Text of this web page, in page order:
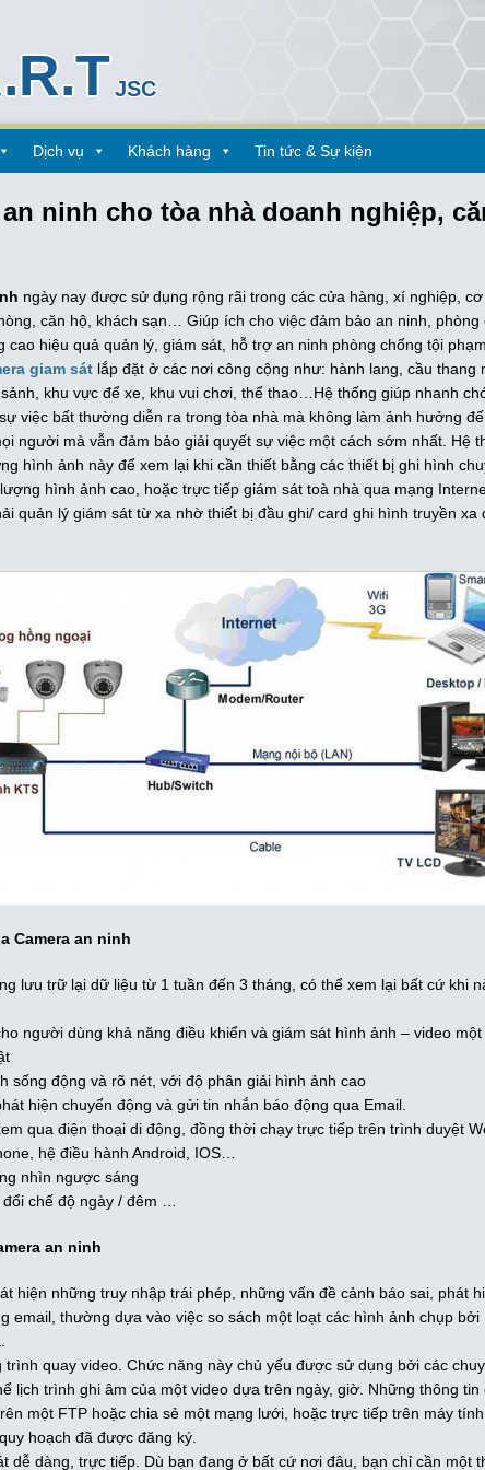
JSC
Dịch vụ Khách hàng Tin tức & Sự kiện
an ninh cho tòa nhà doanh nghiệp,
ngày nay được sử dụng rộng rãi trong các cửa hàng, xí nghiệp,
căn hộ, khách sạn… Giúp ích cho việc đảm bảo an ninh, phòng
cao hiệu quả quản lý, giám sát, hỗ trợ an ninh phòng chống tội
giam sát lắp đặt ở các nơi công cộng như: hành lang, cầu thang
khu vực để xe, khu vui chơi, thể thao…Hệ thống giúp nhanh
việc bất thường diễn ra trong tòa nhà mà không làm ảnh hưởng
người mà vẫn đảm bảo giải quyết sự việc một cách sớm nhất. Hệ
hình ảnh này để xem lại khi cần thiết bằng các thiết bị ghi hình
hình ảnh cao, hoặc trực tiếp giám sát toà nhà qua mạng
quản lý giám sát từ xa nhờ thiết bị đầu ghi/ card ghi hình truyền xa
Camera an ninh
lưu trữ lại dữ liệu từ 1 tuần đến 3 tháng, có thể xem lại bất cứ khi
người dùng khả năng điều khiển và giám sát hình ảnh – video một
sống động và rõ nét, với độ phân giải hình ảnh cao
hiện chuyển động và gửi tin nhắn báo động qua Email.
qua điện thoại di động, đồng thời chạy trực tiếp trên trình duyệt
hệ điều hành Android, IOS…
nhìn ngược sáng
đổi chế độ ngày / đêm …
an ninh
hiện những truy nhập trái phép, những vấn đề cảnh báo sai, phát
email, thường dựa vào việc so sách một loạt các hình ảnh chụp bởi
trình quay video. Chức năng này chủ yếu được sử dụng bởi các
lịch trình ghi âm của một video dựa trên ngày, giờ. Những thông tin
một FTP hoặc chia sẻ một mạng lưới, hoặc trực tiếp trên máy
hoạch đã được đăng ký.
dễ dàng, trực tiếp. Dù bạn đang ở bất cứ nơi đâu, bạn chỉ cần một